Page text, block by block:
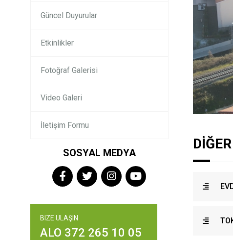
Güncel Duyurular
Etkinlikler
Fotoğraf Galerisi
Video Galeri
İletişim Formu
SOSYAL MEDYA
BIZE ULAŞIN
ALO 372 265 10 05